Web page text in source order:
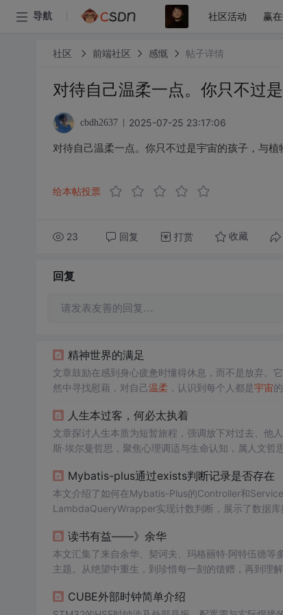
导航 社区活动 赢
社区 前端社区 感慨 帖子详情
对待自己温柔一点。你只不过
cbdh2637 2025-07-25 23:17:06
对待自己温柔一点。你只不过是宇宙的孩子，与植
给本帖投票
23 回复 打赏 收藏
回复
请发表友善的回复…
精神世界的满足
文章鼓励在感到身心疲惫时懂得休息，而不是放弃。
然中寻找慰藉，对自己温柔 ，认识到每个人都是宇宙的
人生本过客，何必太执着
文章探讨人生本质为短暂旅程，强调放下对过去、他
斯·埃尔曼哲思，聚焦心理调适与生命认知，属人文哲
Mybatis-plus通过exists判断记录是否存在
本文介绍了如何在Mybatis-Plus的Controller和
LambdaQueryWrapper实现计数判断，展示了数据库
读书有益——》余华
本文汇集了来自余华、契诃夫、玛格丽特·阿特伍德
主题。从绝望中重生，到珍惜每一刻的馈赠，再到理
CUBE外部时钟简单介绍